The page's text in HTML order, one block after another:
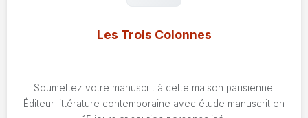
Les Trois Colonnes
Soumettez votre manuscrit à cette maison parisienne.
Éditeur littérature contemporaine avec étude manuscrit en